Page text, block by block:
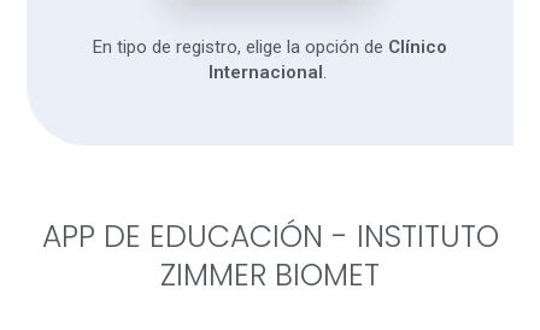
En tipo de registro, elige la opción de Clínico
Internacional.
APP DE EDUCACIÓN - INSTITUTO
ZIMMER BIOMET